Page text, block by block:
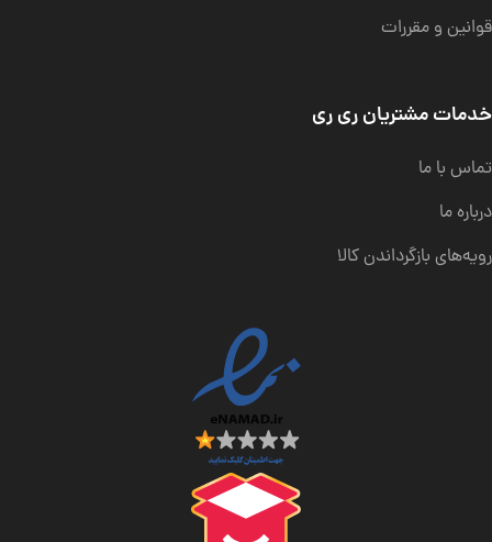
قوانین و مقررات
خدمات مشتریان ری ری
تماس با ما
درباره ما
رویه‌های بازگرداندن کالا